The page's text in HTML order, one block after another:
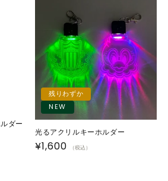
ダー
残りわずか
NEW
光るアクリルキーホルダー
通
¥1,600 （税込）